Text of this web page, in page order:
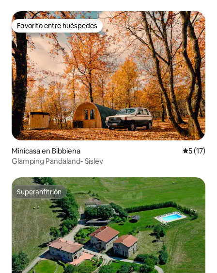
Favorito entre huéspedes
Favorito entre huéspedes
Minicasa en Bibbiena
5 (17)
Glamping Pandaland- Sisley
Superanfitrión
Superanfitrión